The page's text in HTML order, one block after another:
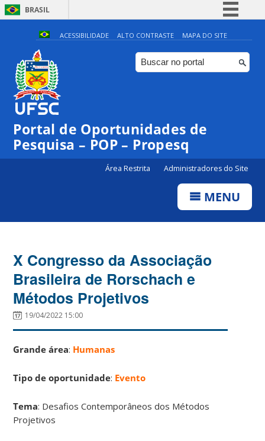
BRASIL
Simplifique!
Comunica BR
Participe
Canais
ACESSIBILIDADE ALTO CONTRASTE MAPA DO SITE
Portal de Oportunidades de
Pesquisa – POP – Propesq
Área Restrita Administradores do Site
MENU
X Congresso da Associação
Brasileira de Rorschach e
Métodos Projetivos
19/04/2022 15:00
Grande área: Humanas
Tipo de oportunidade: Evento
Tema: Desafios Contemporâneos dos Métodos
Projetivos